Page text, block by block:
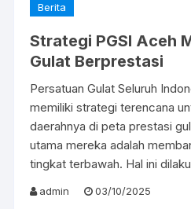
Berita
Strategi PGSI Aceh
Gulat Berprestasi
Persatuan Gulat Seluruh
memiliki strategi terencana
daerahnya di peta prestasi
utama mereka adalah
tingkat terbawah. Hal ini
admin 03/10/2025